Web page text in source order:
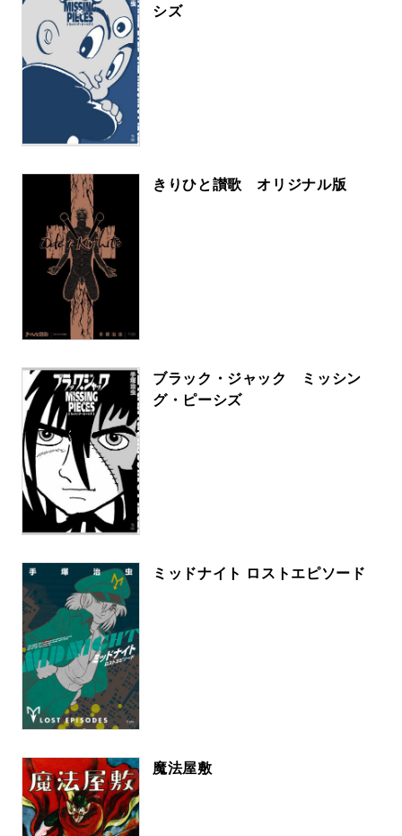
シズ
きりひと讃歌 オリジナル版
ブラック・ジャック ミッシン
グ・ピーシズ
ミッドナイト ロストエピソード
魔法屋敷